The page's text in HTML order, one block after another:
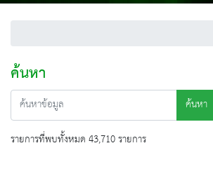
ค้นหา
ค้นหา
รายการที่พบทั้งหมด 43,710 รายการ